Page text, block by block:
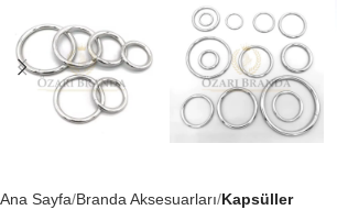
Ana Sayfa Branda Aksesuarları Kapsüller